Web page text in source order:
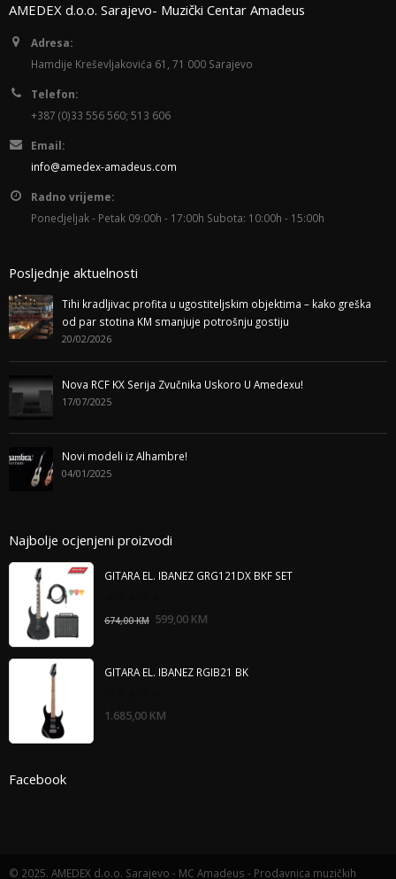
AMEDEX d.o.o. Sarajevo- Muzički Centar Amadeus
Adresa:
Hamdije Kreševljakovića 61, 71 000 Sarajevo
Telefon:
+387 (0)33 556 560; 513 606
Email:
info@amedex-amadeus.com
Radno vrijeme:
Ponedjeljak - Petak 09:00h - 17:00h Subota: 10:00h - 15:00h
Posljednje aktuelnosti
Tihi kradljivac profita u ugostiteljskim objektima – kako greška
od par stotina KM smanjuje potrošnju gostiju
20/02/2026
Nova RCF KX Serija Zvučnika Uskoro U Amedexu!
17/07/2025
Novi modeli iz Alhambre!
04/01/2025
Najbolje ocjenjeni proizvodi
GITARA EL. IBANEZ GRG121DX BKF SET
out
674,00KM 599,00 KM
GITARA EL. IBANEZ RGIB21 BK
out
1.685,00 KM
Facebook
© 2025. AMEDEX d.o.o. Sarajevo - MC Amadeus - Prodavnica muzičkih